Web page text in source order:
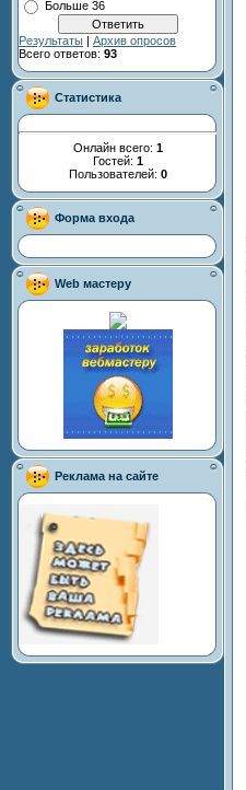
Больше 36
Результаты | Архив опросов
Всего ответов: 93
Статистика
Онлайн всего: 1
Гостей: 1
Пользователей: 0
Форма входа
Web мастеру
Реклама на сайте